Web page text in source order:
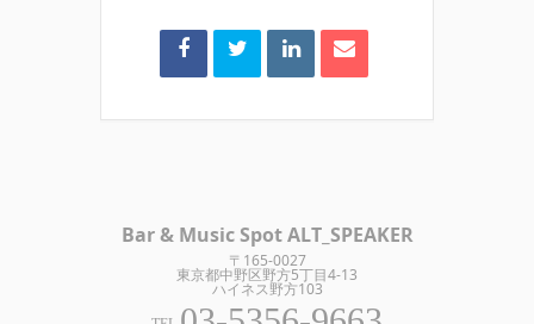
Bar & Music Spot ALT_SPEAKER
〒165-0027
東京都中野区野方5丁目4-13
ハイネス野方103